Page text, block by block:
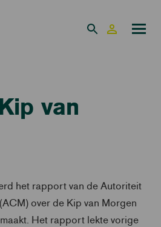
van
het rapport van de Autoriteit
over de Kip van Morgen
Het rapport lekte vorige